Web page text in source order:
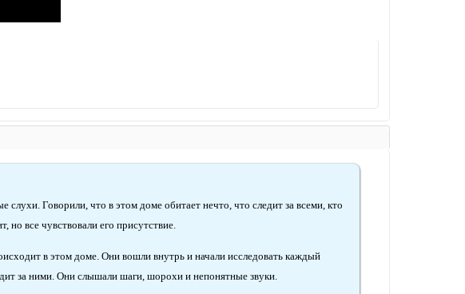
Говорили, что в этом доме обитает нечто, что следит за всеми, кто
но все чувствовали его присутствие.
в этом доме. Они вошли внутрь и начали исследовать каждый
за ними. Они слышали шаги, шорохи и непонятные звуки.